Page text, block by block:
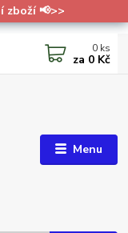
zboží 📢>>
Menu
0 ks
za 0 Kč